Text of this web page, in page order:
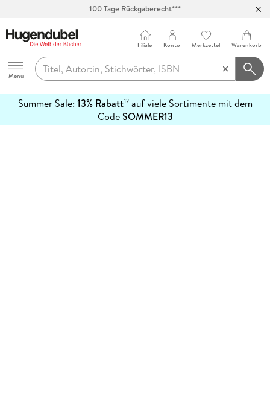
100 Tage Rückgaberecht***
Hugendubel
Menu
Filiale Konto Merkzettel Warenkorb
Summer Sale: 13% Rabatt12auf viele Sortimente mit dem
CodeSOMMER13
erfahren